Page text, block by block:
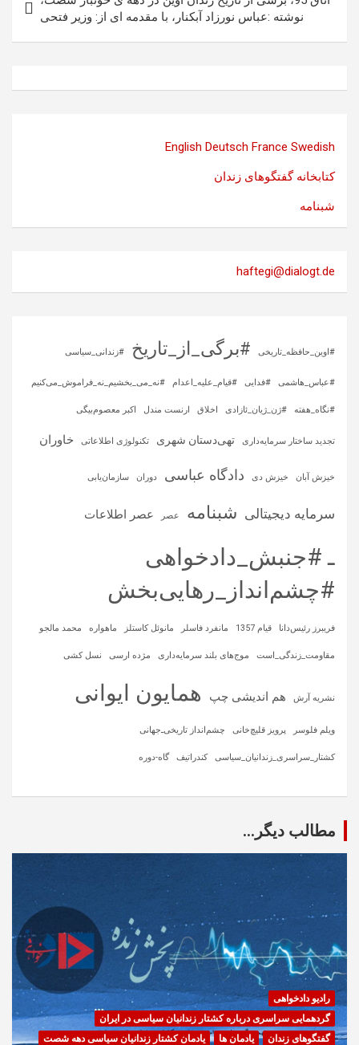
نوشته :عباس نورزاد آبکنار، با مقدمه ای از: وزیر فتحی
English Deutsch France Swedish
کتابخانه گفتگوهای زندان
شبنامه
haftegi@dialogt.de
#اوین_حافظه_تاریخی #برگی_از_تاریخ #زندانی_سیاسی
#عباس_هاشمی #فدایی #قیام_علیه_اعدام #نه_می_بخشیم_نه_فراموش_می‌کنیم
#نگاه_هفته #ژن_ژیان_ئازادی اخلاق ارنست مندل اکبر معصوم‌بیگی
تجدید ساختار سرمایه‌داری تهی‌دستان شهری تکنولوژی اطلاعاتی خاوران
خیزش آبان خیزش دی دادگاه عباسی دوران سازمان‌یابی
سرمایه‌ دیجیتالی شبنامه عصر عصر اطلاعات
ـ #جنبش_دادخواهی
#چشم‌انداز_رهایی‌بخش
فریبرز رئیس‌دانا قیام 1357 مانفرد فاسلر مانوئل کاستلز ماهواره‌ محمد مالجو
مقاومت_زندگی_است موج‌های بلند سرمایه‌داری مژده ارسی نسل کشی
نشریه آرش هم اندیشی چپ همایون ایوانی
ویلم فلوسر پرویز قلیچ‌خانی چشم‌انداز تاریخی‌ـ‌جهانی
کشتار_سراسری_زندانیان_سیاسی کندراتیف گاه-دوره
مطالب دیگر...
رادیو دادخواهی
گردهمایی سراسری درباره کشتار زندانیان سیاسی در ایران
گفتگوهای زندان
یادمان ها یادمان کشتار زندانیان سیاسی دهه شصت